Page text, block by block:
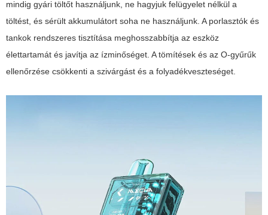
mindig gyári töltőt használjunk, ne hagyjuk felügyelet nélkül a
töltést, és sérült akkumulátort soha ne használjunk. A porlasztók és
tankok rendszeres tisztítása meghosszabbítja az eszköz
élettartamát és javítja az ízminőséget. A tömítések és az O-gyűrűk
ellenőrzése csökkenti a szivárgást és a folyadékveszteséget.